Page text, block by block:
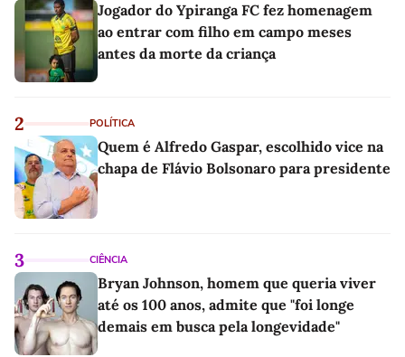
Jogador do Ypiranga FC fez homenagem
ao entrar com filho em campo meses
antes da morte da criança
2 POLÍTICA
Quem é Alfredo Gaspar, escolhido vice na
chapa de Flávio Bolsonaro para presidente
3 CIÊNCIA
Bryan Johnson, homem que queria viver
até os 100 anos, admite que "foi longe
demais em busca pela longevidade"